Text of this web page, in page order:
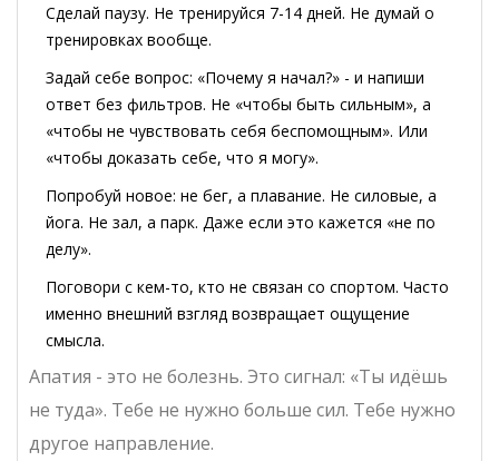
Сделай паузу. Не тренируйся 7-14 дней. Не думай о
тренировках вообще.
Задай себе вопрос: «Почему я начал?» - и напиши
ответ без фильтров. Не «чтобы быть сильным», а
«чтобы не чувствовать себя беспомощным». Или
«чтобы доказать себе, что я могу».
Попробуй новое: не бег, а плавание. Не силовые, а
йога. Не зал, а парк. Даже если это кажется «не по
делу».
Поговори с кем-то, кто не связан со спортом. Часто
именно внешний взгляд возвращает ощущение
смысла.
Апатия - это не болезнь. Это сигнал: «Ты идёшь
не туда». Тебе не нужно больше сил. Тебе нужно
другое направление.